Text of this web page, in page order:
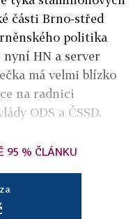
části Brno-střed
politika
nyní HN a server
má velmi blízko
na radnici
ODS a ČSSD.
95 % ČLÁNKU